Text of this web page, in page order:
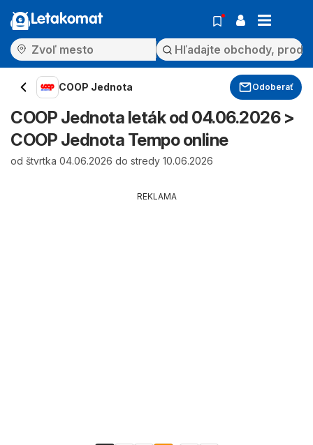
Letakomat
COOP Jednota Odoberať
COOP Jednota leták od 04.06.2026 >
COOP Jednota Tempo online
od štvrtka 04.06.2026 do stredy 10.06.2026
REKLAMA